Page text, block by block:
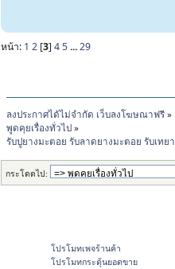
หน้า: 1 2 [3] 45...29
ลงประกาศได้ไม่จำกัด เว็บลงโฆษณาฟรี»
พูดคุยเรื่องทั่วไป»
รับปูยางมะตอย รับลาดยางมะตอย รับเท
กระโดดไป:
โปรโมทเพจร้านค้า
โปรโมทกระตุ้นยอดขาย